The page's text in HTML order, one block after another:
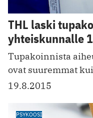
THL laski
yhteiskunnalle
Tupakoinnista
ovat suuremmat
19.8.2015
PSYKOOSI